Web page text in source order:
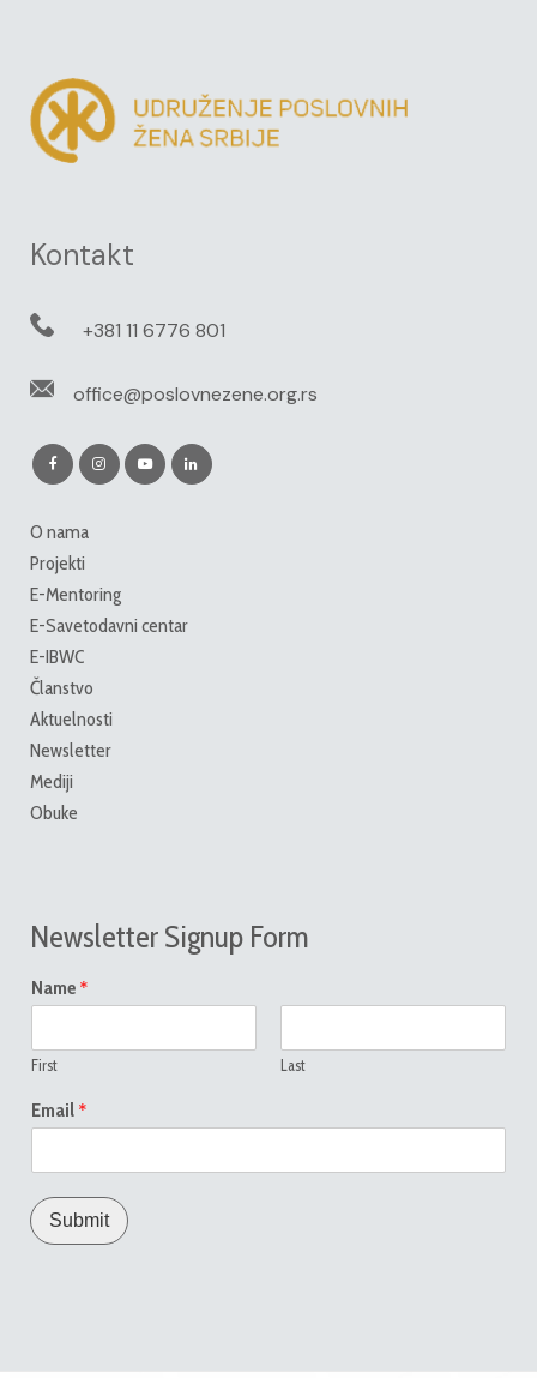
Kontakt
+381 11 6776 801
office@poslovnezene.org.rs
O nama
Projekti
E-Mentoring
E-Savetodavni centar
E-IBWC
Članstvo
Aktuelnosti
Newsletter
Mediji
Obuke
Newsletter Signup Form
Name *
First Last
Email *
Submit